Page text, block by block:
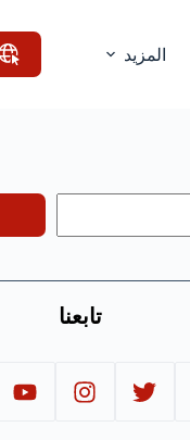
المزيد
تابعنا